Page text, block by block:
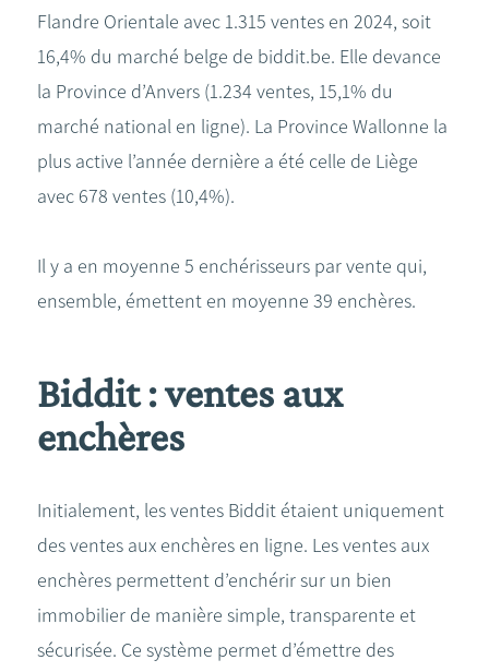
Flandre Orientale avec 1.315 ventes en 2024, soit
16,4% du marché belge de biddit.be. Elle devance
la Province d’Anvers (1.234 ventes, 15,1% du
marché national en ligne). La Province Wallonne la
plus active l’année dernière a été celle de Liège
avec 678 ventes (10,4%).
Il y a en moyenne 5 enchérisseurs par vente qui,
ensemble, émettent en moyenne 39 enchères.
Biddit : ventes aux
enchères
Initialement, les ventes Biddit étaient uniquement
des ventes aux enchères en ligne. Les ventes aux
enchères permettent d’enchérir sur un bien
immobilier de manière simple, transparente et
sécurisée. Ce système permet d’émettre des